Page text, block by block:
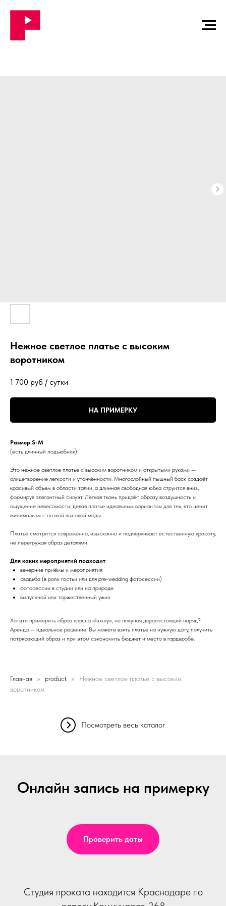
Нежное светлое платье с высоким
воротником
1 700 руб / сутки
НА ПРИМЕРКУ
Размер S-M
(есть длинный подъюбник)
Это нежное светлое платье с высоким воротником и открытыми руками —
олицетворение легкости и утончённости. Многослойный пышный баск создаёт
красивый объем в области талии, а длинная свободная юбка струится вниз,
формируя элегантный силуэт. Лёгкая ткань придаёт образу воздушность и
ощущение невесомости, делая платье идеальным вариантом для тех, кто ценит
минимализм с ноткой высокой моды.
Платье смотрится современно, изысканно и подчёркивает естественную красоту,
не перегружая образ деталями.
Для каких мероприятий подходит
вечерние приёмы и мероприятия
свадьба (в роли гостьи или для pre-wedding фотосессии)
фотосессии в студии или на природе
выпускной или торжественный ужин
Хотите примерить образ класса «luxury», не покупая дорогостоящий наряд?
Аренда — идеальное решение. Вы можете взять платье на нужную дату, получить
потрясающий образ и при этом сэкономить бюджет и место в гардеробе.
Главная product
Нежное светлое платье с высоким
воротником
Посмотреть весь каталог
Онлайн запись на примерку
Проверить даты
Студия проката находится Краснодаре по